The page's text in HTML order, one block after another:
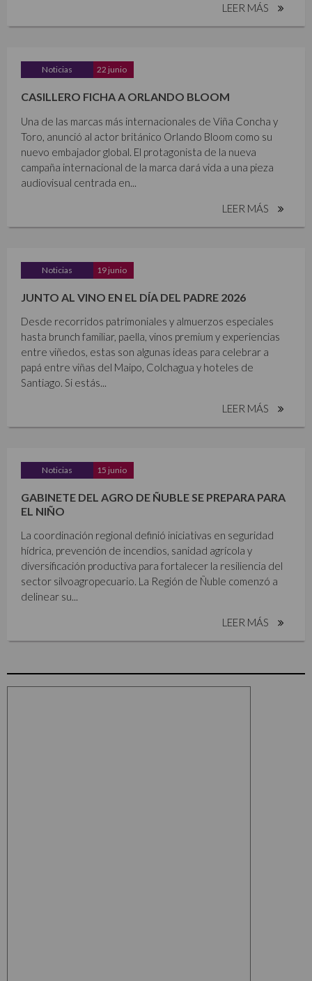
LEER MÁS
Noticias 22 junio
CASILLERO FICHA A ORLANDO BLOOM
Una de las marcas más internacionales de Viña Concha y
Toro, anunció al actor británico Orlando Bloom como su
nuevo embajador global. El protagonista de la nueva
campaña internacional de la marca dará vida a una pieza
audiovisual centrada en...
LEER MÁS
Noticias 19 junio
JUNTO AL VINO EN EL DÍA DEL PADRE 2026
Desde recorridos patrimoniales y almuerzos especiales
hasta brunch familiar, paella, vinos premium y experiencias
entre viñedos, estas son algunas ideas para celebrar a
papá entre viñas del Maipo, Colchagua y hoteles de
Santiago. Si estás...
LEER MÁS
Noticias 15 junio
GABINETE DEL AGRO DE ÑUBLE SE PREPARA PARA
EL NIÑO
La coordinación regional definió iniciativas en seguridad
hídrica, prevención de incendios, sanidad agrícola y
diversificación productiva para fortalecer la resiliencia del
sector silvoagropecuario. La Región de Ñuble comenzó a
delinear su...
LEER MÁS